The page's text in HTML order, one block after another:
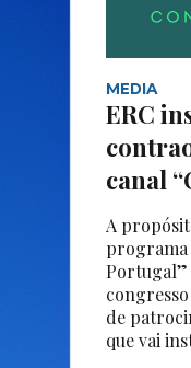
MEDIA
ERC
canal
A
programa
Portugal”
de
que vai